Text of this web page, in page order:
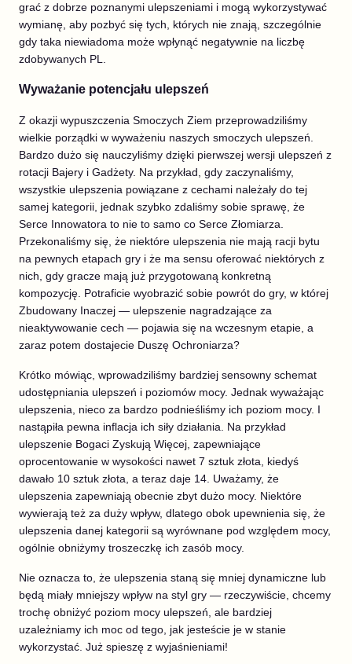
grać z dobrze poznanymi ulepszeniami i mogą wykorzystywać
wymianę, aby pozbyć się tych, których nie znają, szczególnie
gdy taka niewiadoma może wpłynąć negatywnie na liczbę
zdobywanych PL.
Wyważanie potencjału ulepszeń
Z okazji wypuszczenia Smoczych Ziem przeprowadziliśmy
wielkie porządki w wyważeniu naszych smoczych ulepszeń.
Bardzo dużo się nauczyliśmy dzięki pierwszej wersji ulepszeń z
rotacji Bajery i Gadżety. Na przykład, gdy zaczynaliśmy,
wszystkie ulepszenia powiązane z cechami należały do tej
samej kategorii, jednak szybko zdaliśmy sobie sprawę, że
Serce Innowatora to nie to samo co Serce Złomiarza.
Przekonaliśmy się, że niektóre ulepszenia nie mają racji bytu
na pewnych etapach gry i że ma sensu oferować niektórych z
nich, gdy gracze mają już przygotowaną konkretną
kompozycję. Potraficie wyobrazić sobie powrót do gry, w której
Zbudowany Inaczej — ulepszenie nagradzające za
nieaktywowanie cech — pojawia się na wczesnym etapie, a
zaraz potem dostajecie Duszę Ochroniarza?
Krótko mówiąc, wprowadziliśmy bardziej sensowny schemat
udostępniania ulepszeń i poziomów mocy. Jednak wyważając
ulepszenia, nieco za bardzo podnieśliśmy ich poziom mocy. I
nastąpiła pewna inflacja ich siły działania. Na przykład
ulepszenie Bogaci Zyskują Więcej, zapewniające
oprocentowanie w wysokości nawet 7 sztuk złota, kiedyś
dawało 10 sztuk złota, a teraz daje 14. Uważamy, że
ulepszenia zapewniają obecnie zbyt dużo mocy. Niektóre
wywierają też za duży wpływ, dlatego obok upewnienia się, że
ulepszenia danej kategorii są wyrównane pod względem mocy,
ogólnie obniżymy troszeczkę ich zasób mocy.
Nie oznacza to, że ulepszenia staną się mniej dynamiczne lub
będą miały mniejszy wpływ na styl gry — rzeczywiście, chcemy
trochę obniżyć poziom mocy ulepszeń, ale bardziej
uzależniamy ich moc od tego, jak jesteście je w stanie
wykorzystać. Już spieszę z wyjaśnieniami!